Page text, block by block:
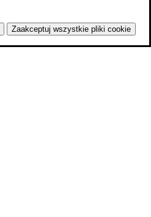
Zaakceptuj wszystkie pliki cookie